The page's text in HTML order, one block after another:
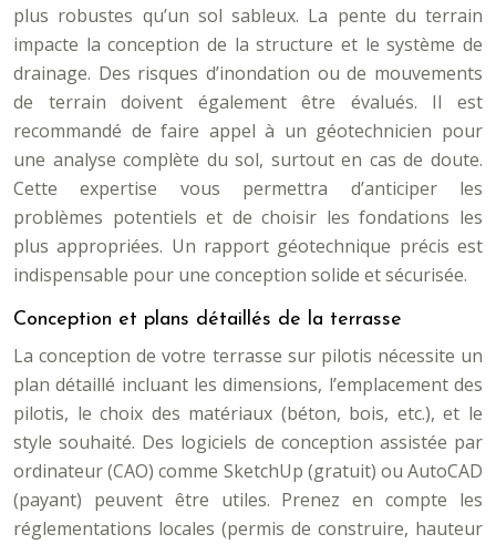
plus robustes qu’un sol sableux. La pente du terrain
impacte la conception de la structure et le système de
drainage. Des risques d’inondation ou de mouvements
de terrain doivent également être évalués. Il est
recommandé de faire appel à un géotechnicien pour
une analyse complète du sol, surtout en cas de doute.
Cette expertise vous permettra d’anticiper les
problèmes potentiels et de choisir les fondations les
plus appropriées. Un rapport géotechnique précis est
indispensable pour une conception solide et sécurisée.
Conception et plans détaillés de la terrasse
La conception de votre terrasse sur pilotis nécessite un
plan détaillé incluant les dimensions, l’emplacement des
pilotis, le choix des matériaux (béton, bois, etc.), et le
style souhaité. Des logiciels de conception assistée par
ordinateur (CAO) comme SketchUp (gratuit) ou AutoCAD
(payant) peuvent être utiles. Prenez en compte les
réglementations locales (permis de construire, hauteur